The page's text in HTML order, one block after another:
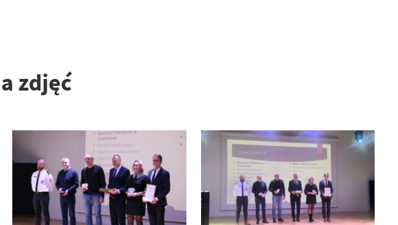
zdjęć